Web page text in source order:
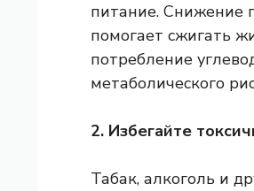
питание. Снижение
помогает сжигать
потребление
метаболического
2. Избегайте
Табак, алкоголь и